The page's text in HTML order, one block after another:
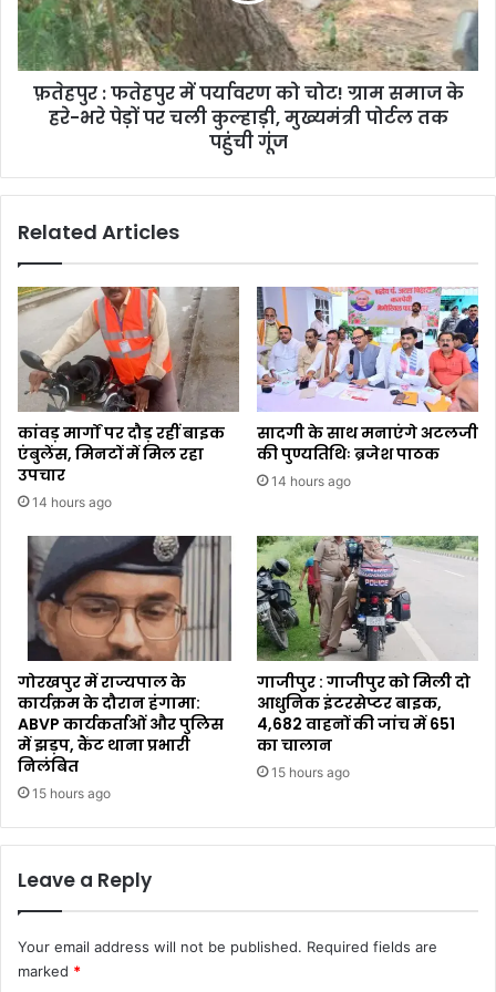
फ़तेहपुर : फतेहपुर में पर्यावरण को चोट! ग्राम समाज के
हरे-भरे पेड़ों पर चली कुल्हाड़ी, मुख्यमंत्री पोर्टल तक
पहुंची गूंज
Related Articles
कांवड़ मार्गों पर दौड़ रहीं बाइक
एंबुलेंस, मिनटों में मिल रहा
उपचार
14 hours ago
सादगी के साथ मनाएंगे अटलजी
की पुण्यतिथिः ब्रजेश पाठक
14 hours ago
गोरखपुर में राज्यपाल के
कार्यक्रम के दौरान हंगामा:
ABVP कार्यकर्ताओं और पुलिस
में झड़प, कैंट थाना प्रभारी
निलंबित
15 hours ago
गाजीपुर : गाजीपुर को मिली दो
आधुनिक इंटरसेप्टर बाइक,
4,682 वाहनों की जांच में 651
का चालान
15 hours ago
Leave a Reply
Your email address will not be published. Required fields are
marked *